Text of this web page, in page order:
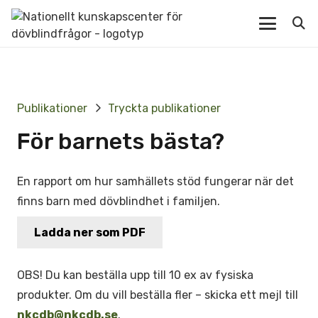
Publikationer Tryckta publikationer
För barnets bästa?
En rapport om hur samhällets stöd fungerar när det
finns barn med dövblindhet i familjen.
Ladda ner som PDF
OBS! Du kan beställa upp till 10 ex av fysiska
produkter. Om du vill beställa fler – skicka ett mejl till
nkcdb@nkcdb.se.